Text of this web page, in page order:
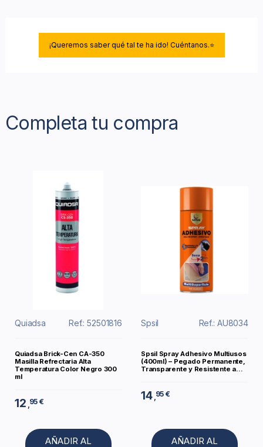
¡Queremos saber qué tal te ha ido! Cuéntanos.⭐
Completa tu compra
Quiadsa Ref.: 52501816
Quiadsa Brick-Cen CA-350
Masilla Refrectaria Alta
Temperatura Color Negro 300
ml
12 95 €
AÑADIR AL
Spsil Ref.: AU8034
Spsil Spray Adhesivo Multiusos
(400ml) – Pegado Permanente,
Transparente y Resistente a...
14 95 €
AÑADIR AL